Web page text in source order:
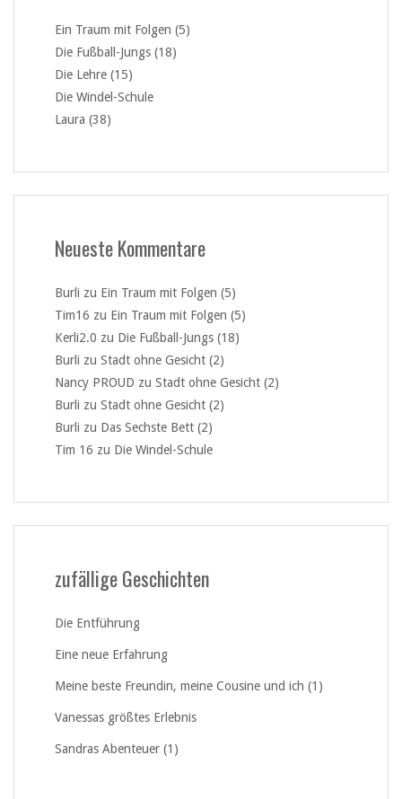
Ein Traum mit Folgen (5)
Die Fußball-Jungs (18)
Die Lehre (15)
Die Windel-Schule
Laura (38)
Neueste Kommentare
Burli zu Ein Traum mit Folgen (5)
Tim16 zu Ein Traum mit Folgen (5)
Kerli2.0 zu Die Fußball-Jungs (18)
Burli zu Stadt ohne Gesicht (2)
Nancy PROUD zu Stadt ohne Gesicht (2)
Burli zu Stadt ohne Gesicht (2)
Burli zu Das Sechste Bett (2)
Tim 16 zu Die Windel-Schule
zufällige Geschichten
Die Entführung
Eine neue Erfahrung
Meine beste Freundin, meine Cousine und ich (1)
Vanessas größtes Erlebnis
Sandras Abenteuer (1)